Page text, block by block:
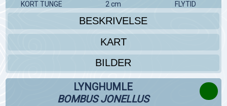
KORT TUNGE 2 cm FLYTID
BESKRIVELSE
KART
BILDER
LYNGHUMLE
BOMBUS JONELLUS